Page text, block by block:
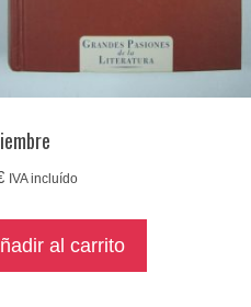
IVA incluído
al carrito